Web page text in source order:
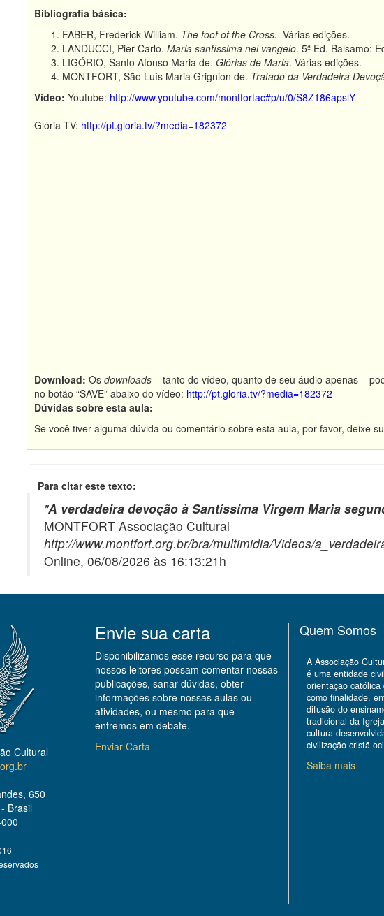
Bibliografia básica:
FABER, Frederick William. The foot of the Cross. Várias edições.
LANDUCCI, Pier Carlo. Maria santíssima nel vangelo. 5ª Ed. Balsamo:
LIGÓRIO, Santo Afonso Maria de. Glórias de Maria. Várias edições.
MONTFORT, São Luís Maria Grignion de. Tratado da Verdadeira
Vídeo: Youtube: http://www.youtube.com/montfortac#p/u/0/S8Z186apslY
Glória TV: http://pt.gloria.tv/?media=182372
Download: Os downloads – tanto do vídeo, quanto de seu áudio apenas –
no botão “SAVE” abaixo do vídeo: http://pt.gloria.tv/?media=182372
Dúvidas sobre esta aula:
Se você tiver alguma dúvida ou comentário sobre esta aula, por favor, deixe
Para citar este texto:
"A verdadeira devoção à Santíssima Virgem Maria
MONTFORT Associação Cultural
http://www.montfort.org.br/bra/multimidia/Videos/
Online, 06/08/2026 às 16:13:21h
Cultural
650
Brasil
Envie sua carta
Disponibilizamos esse recurso para que
nossos leitores possam comentar nossas
publicações, sanar dúvidas, obter
informações sobre nossas aulas ou
atividades, ou mesmo para que
entremos em debate.
Enviar Carta
Quem Somos
A Associação
é uma entidade
orientação católica
como finalidade,
difusão do
tradicional da
cultura
civilização cristã
Saiba mais